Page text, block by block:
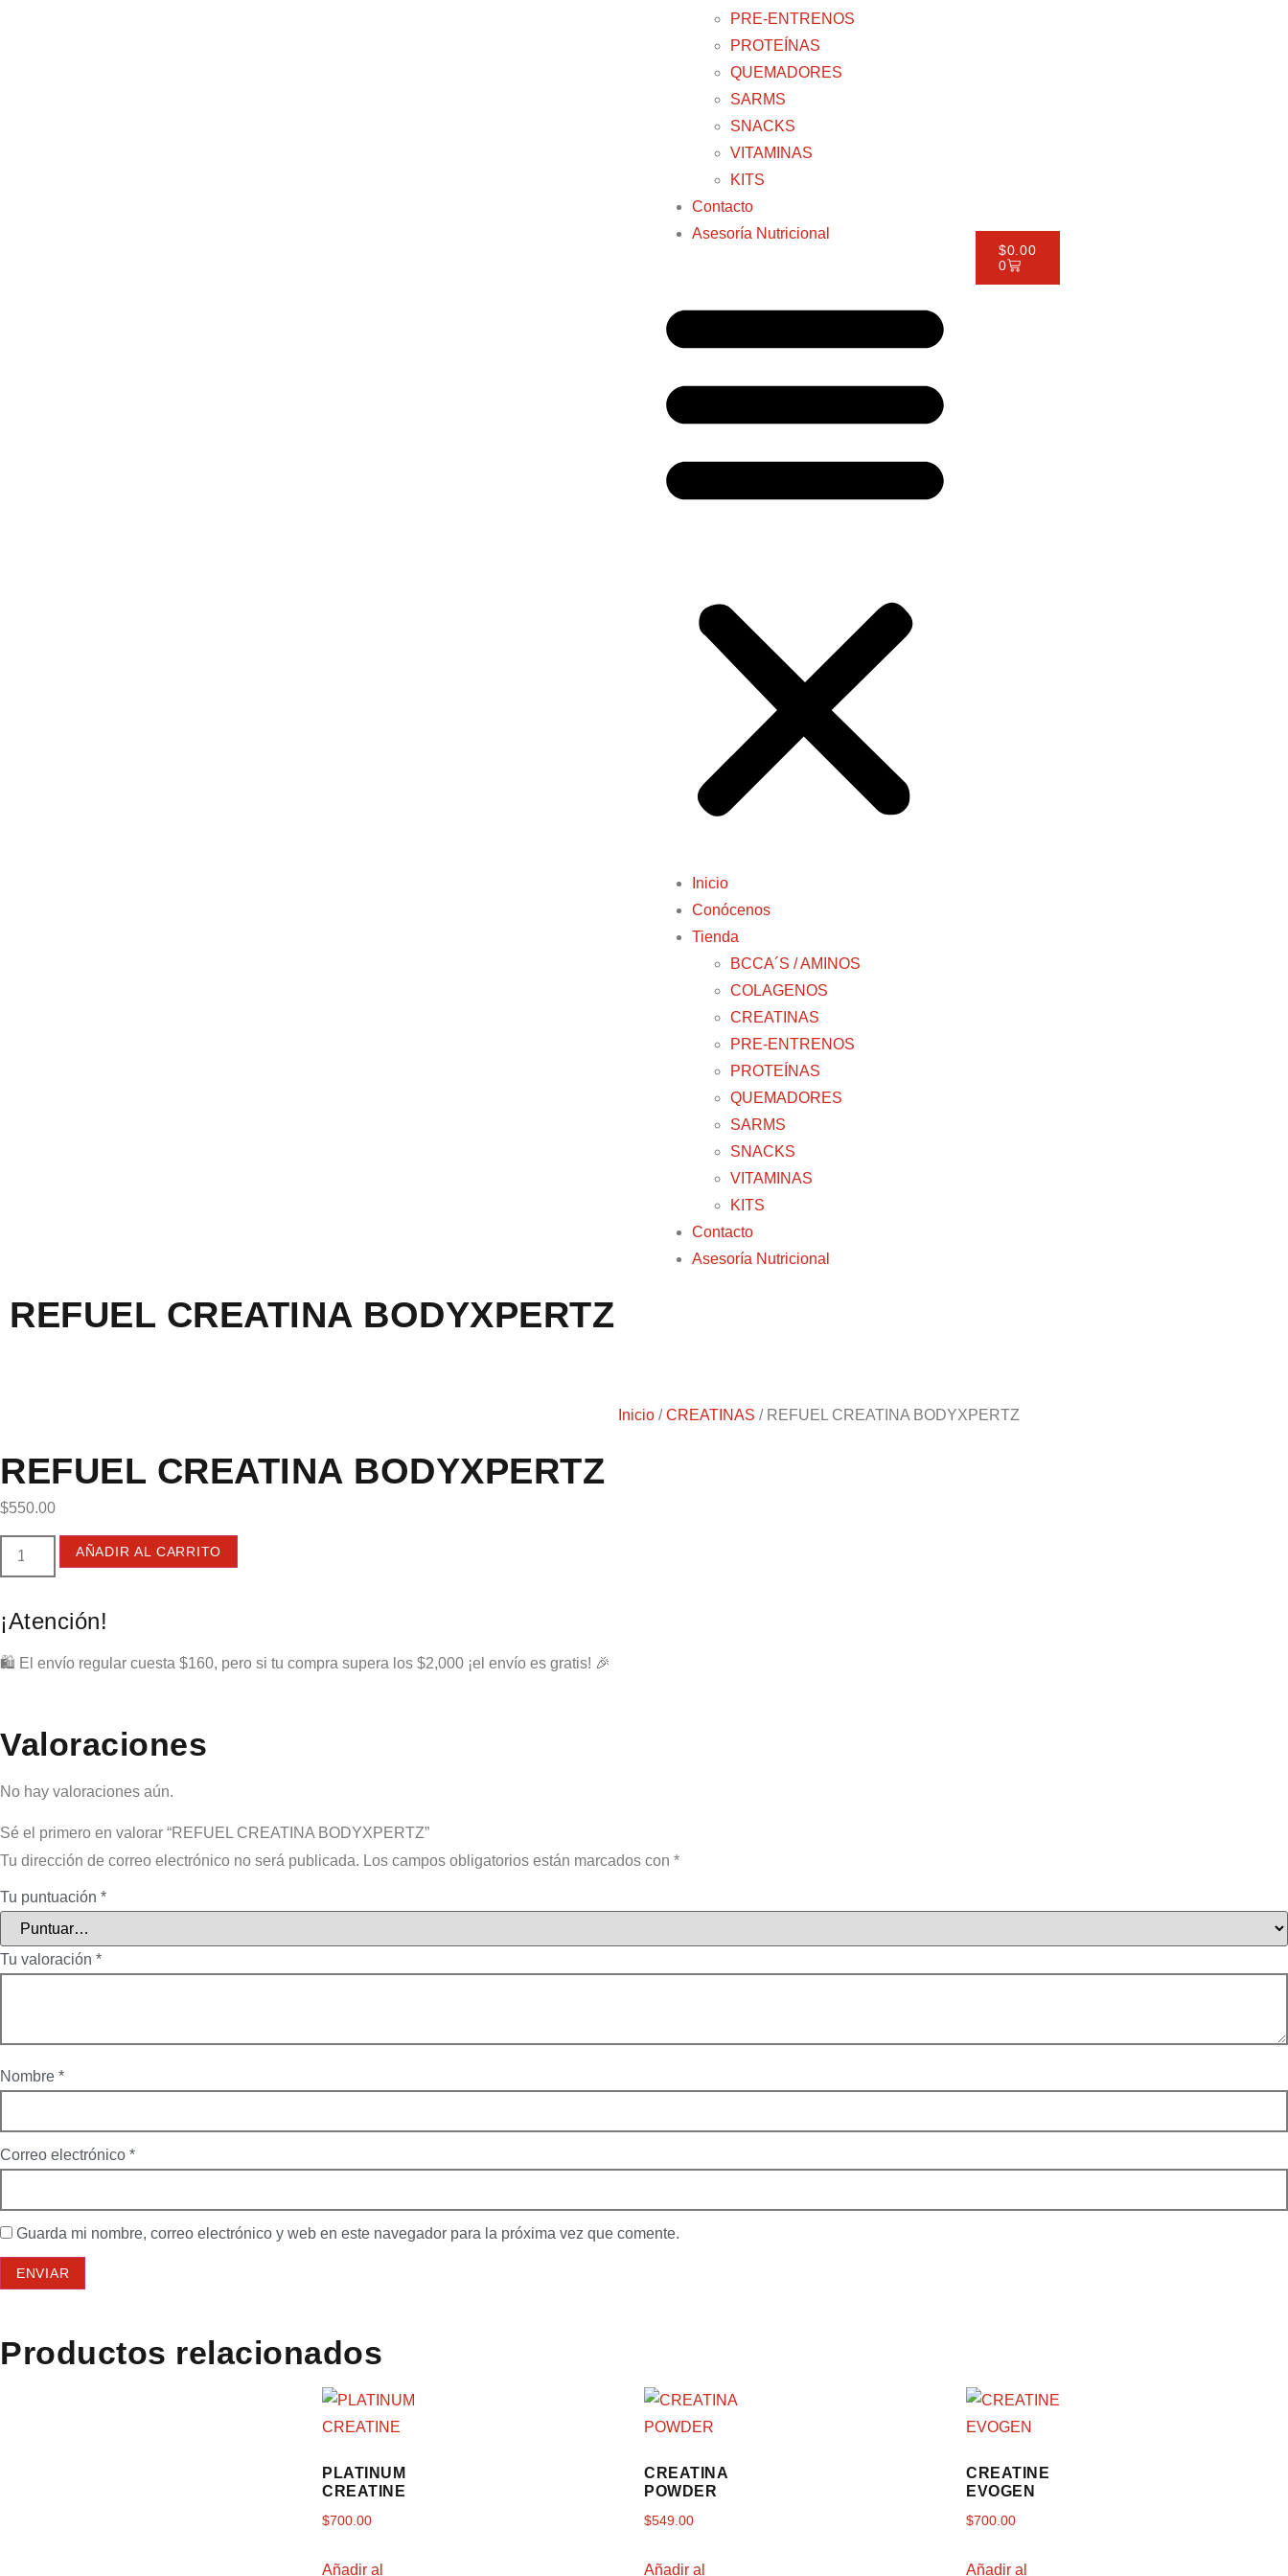
PRE-ENTRENOS
PROTEÍNAS
QUEMADORES
SARMS
SNACKS
VITAMINAS
KITS
Contacto
Asesoría Nutricional
Inicio
Conócenos
Tienda
BCCA´S / AMINOS
COLAGENOS
CREATINAS
PRE-ENTRENOS
PROTEÍNAS
QUEMADORES
SARMS
SNACKS
VITAMINAS
KITS
Contacto
Asesoría Nutricional
$0.00
0
REFUEL CREATINA BODYXPERTZ
Inicio /CREATINAS / REFUEL CREATINA BODYXPERTZ
REFUEL CREATINA BODYXPERTZ
$550.00
AÑADIR AL CARRITO
¡Atención!
🛍️ El envío regular cuesta $160, pero si tu compra supera los $2,000 ¡el envío es gratis! 🎉
Valoraciones
No hay valoraciones aún.
Sé el primero en valorar “REFUEL CREATINA BODYXPERTZ”
Tu dirección de correo electrónico no será publicada. Los campos obligatorios están marcados con *
Tu puntuación *
Tu valoración *
Nombre *
Correo electrónico *
Guarda mi nombre, correo electrónico y web en este navegador para la próxima vez que comente.
Productos relacionados
PLATINUM
CREATINE
$700.00
Añadir al
CREATINA
POWDER
$549.00
Añadir al
CREATINE
EVOGEN
$700.00
Añadir al